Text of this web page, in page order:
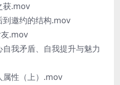
获.mov
到邀约的结构.mov
.mov
我矛盾、自我提升与魅力
属性（上）.mov